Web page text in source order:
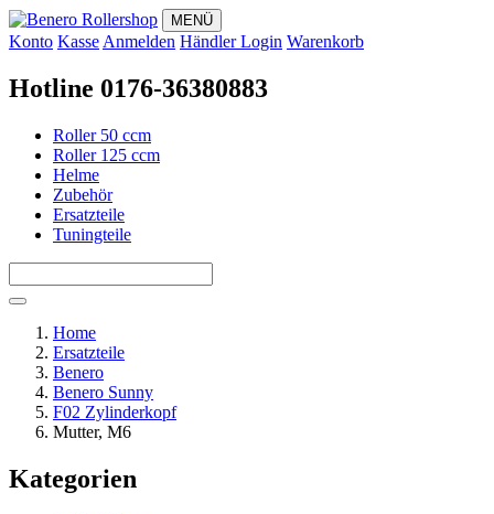
MENÜ
Konto Kasse Anmelden Händler Login Warenkorb
Hotline 0176-36380883
Roller 50 ccm
Roller 125 ccm
Helme
Zubehör
Ersatzteile
Tuningteile
Home
Ersatzteile
Benero
Benero Sunny
F02 Zylinderkopf
Mutter, M6
Kategorien